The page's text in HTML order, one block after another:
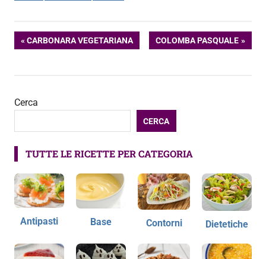
Navigazione
ARTICOLO
CARBONARA VEGETARIANA
ARTICOLO
COLOMBA PASQUALE
Cerca
CERCA
TUTTE LE RICETTE PER CATEGORIA
Antipasti Base Contorni Dietetiche